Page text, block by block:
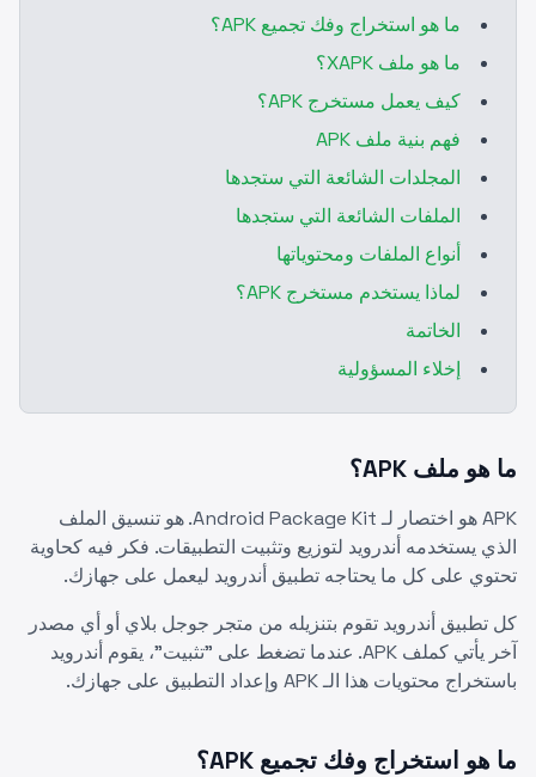
ما هو استخراج وفك تجميع APK؟
ما هو ملف XAPK؟
كيف يعمل مستخرج APK؟
فهم بنية ملف APK
المجلدات الشائعة التي ستجدها
الملفات الشائعة التي ستجدها
أنواع الملفات ومحتوياتها
لماذا يستخدم مستخرج APK؟
الخاتمة
إخلاء المسؤولية
ما هو ملف APK؟
APK هو اختصار لـ Android Package Kit. هو تنسيق الملف
الذي يستخدمه أندرويد لتوزيع وتثبيت التطبيقات. فكر فيه كحاوية
تحتوي على كل ما يحتاجه تطبيق أندرويد ليعمل على جهازك.
كل تطبيق أندرويد تقوم بتنزيله من متجر جوجل بلاي أو أي مصدر
آخر يأتي كملف APK. عندما تضغط على "تثبيت"، يقوم أندرويد
باستخراج محتويات هذا الـ APK وإعداد التطبيق على جهازك.
ما هو استخراج وفك تجميع APK؟